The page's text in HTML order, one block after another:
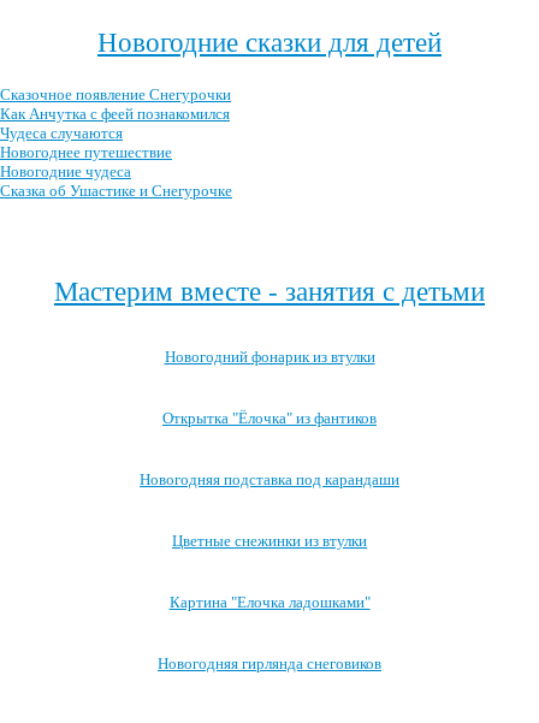
Новогодние сказки для детей
Сказочное появление Снегурочки
Как Анчутка с феей познакомился
Чудеса случаются
Новогоднее путешествие
Новогодние чудеса
Сказка об Ушастике и Снегурочке
Мастерим вместе - занятия с детьми
Новогодний фонарик из втулки
Открытка "Ёлочка" из фантиков
Новогодняя подставка под карандаши
Цветные снежинки из втулки
Картина "Елочка ладошками"
Новогодняя гирлянда снеговиков